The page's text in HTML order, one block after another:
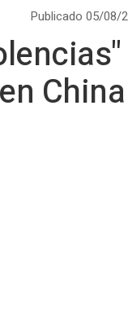
Publicado 05/08/
China